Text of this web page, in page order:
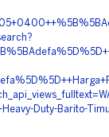
Duty-Barito-